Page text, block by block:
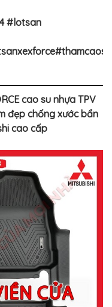
#lotsan
cao su nhựa TPV
đẹp chống xước bẩn
cao cấp